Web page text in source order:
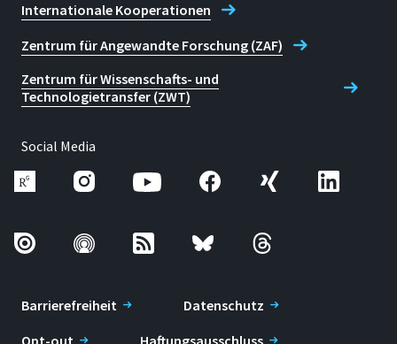
Internationale Kooperationen
Zentrum für Angewandte Forschung (ZAF)
Zentrum für Wissenschafts- und
Technologietransfer (ZWT)
Social Media
Barrierefreiheit
Datenschutz
Opt-out
Haftungsausschluss